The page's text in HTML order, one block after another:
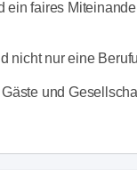
faires
nicht nur eine
und